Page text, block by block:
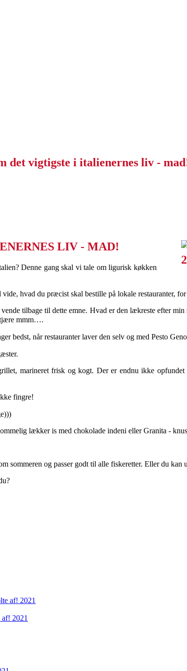
det vigtigste i italienernes liv -
LIV - MAD!
Denne gang skal vi tale om ligurisk køkken
hvad du præcist skal bestille på lokale restauranter,
tilbage til dette emne. Hvad er den lækreste efter
mmm…. ⠀
bedst, når restauranter laver den selv og med Pesto
⠀
marineret frisk og kogt. Der er endnu ikke
fingre! ⠀
⠀
lækker is med chokolade indeni eller Granita -
sommeren og passer godt til alle fiskeretter. Eller du kan
af! 2021